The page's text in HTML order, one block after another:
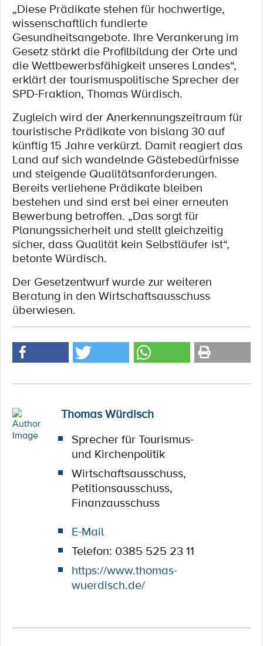
„Diese Prädikate stehen für hochwertige,
wissenschaftlich fundierte
Gesundheitsangebote. Ihre Verankerung im
Gesetz stärkt die Profilbildung der Orte und
die Wettbewerbsfähigkeit unseres Landes“,
erklärt der tourismuspolitische Sprecher der
SPD-Fraktion, Thomas Würdisch.
Zugleich wird der Anerkennungszeitraum für
touristische Prädikate von bislang 30 auf
künftig 15 Jahre verkürzt. Damit reagiert das
Land auf sich wandelnde Gästebedürfnisse
und steigende Qualitätsanforderungen.
Bereits verliehene Prädikate bleiben
bestehen und sind erst bei einer erneuten
Bewerbung betroffen. „Das sorgt für
Planungssicherheit und stellt gleichzeitig
sicher, dass Qualität kein Selbstläufer ist“,
betonte Würdisch.
Der Gesetzentwurf wurde zur weiteren
Beratung in den Wirtschaftsausschuss
überwiesen.
Thomas Würdisch
Sprecher für Tourismus-
und Kirchenpolitik
Wirtschaftsausschuss,
Petitionsausschuss,
Finanzausschuss
E-Mail
Telefon: 0385 525 23 11
https://www.thomas-
wuerdisch.de/